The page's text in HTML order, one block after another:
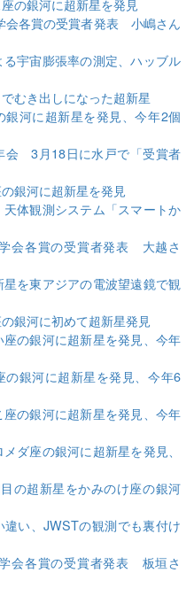
会各賞の受賞者発表 小嶋さん
宇宙膨張率の測定、ハッブル
むき出しになった超新星
銀河に超新星を発見、今年2個
会 3月18日に水戸で「受賞者
銀河に超新星を発見
体観測システム「スマートか
会各賞の受賞者発表 大越さ
を東アジアの電波望遠鏡で観
銀河に初めて超新星発見
の銀河に超新星を発見、今年
の銀河に超新星を発見、今年6
の銀河に超新星を発見、今年
ダ座の銀河に超新星を発見、
の超新星をかみのけ座の銀河
い、JWSTの観測でも裏付け
会各賞の受賞者発表 板垣さ